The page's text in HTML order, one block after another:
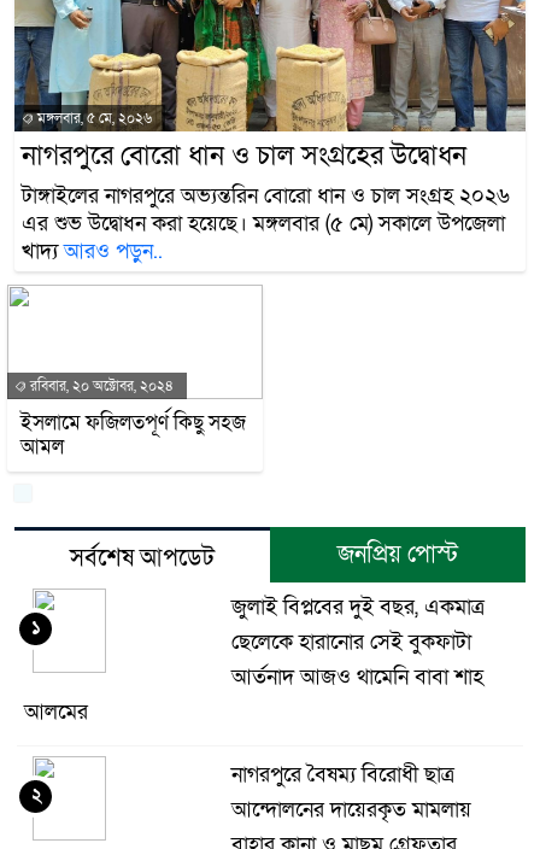
মঙ্গলবার, ৫ মে, ২০২৬
নাগরপুরে বোরো ধান ও চাল সংগ্রহের উদ্বোধন
টাঙ্গাইলের নাগরপুরে অভ্যন্তরিন বোরো ধান ও চাল সংগ্রহ ২০২৬
এর শুভ উদ্বোধন করা হয়েছে। মঙ্গলবার (৫ মে) সকালে উপজেলা
খাদ্যআরও পড়ুন..
রবিবার, ২০ অক্টোবর, ২০২৪
ইসলামে ফজিলতপূর্ণ কিছু সহজ
আমল
সর্বশেষ আপডেট জনপ্রিয় পোস্ট
জুলাই বিপ্লবের দুই বছর, একমাত্র
ছেলেকে হারানোর সেই বুকফাটা
আর্তনাদ আজও থামেনি বাবা শাহ
আলমের
১
নাগরপুরে বৈষম্য বিরোধী ছাত্র
আন্দোলনের দায়েরকৃত মামলায়
২